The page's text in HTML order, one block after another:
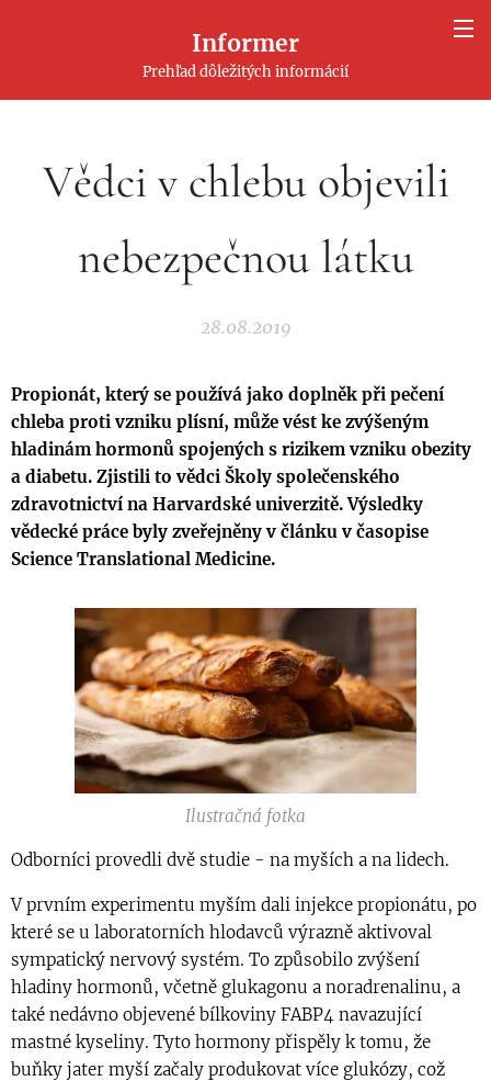
Informer
Prehľad dôležitých informácií
Vědci v chlebu objevili
nebezpečnou látku
28.08.2019
Propionát, který se používá jako doplněk při pečení
chleba proti vzniku plísní, může vést ke zvýšeným
hladinám hormonů spojených s rizikem vzniku obezity
a diabetu. Zjistili to vědci Školy společenského
zdravotnictví na Harvardské univerzitě. Výsledky
vědecké práce byly zveřejněny v článku v časopise
Science Translational Medicine.
Ilustračná fotka
Odborníci provedli dvě studie - na myších a na lidech.
V prvním experimentu myším dali injekce propionátu, po
které se u laboratorních hlodavců výrazně aktivoval
sympatický nervový systém. To způsobilo zvýšení
hladiny hormonů, včetně glukagonu a noradrenalinu, a
také nedávno objevené bílkoviny FABP4 navazující
mastné kyseliny. Tyto hormony přispěly k tomu, že
buňky jater myší začaly produkovat více glukózy, což